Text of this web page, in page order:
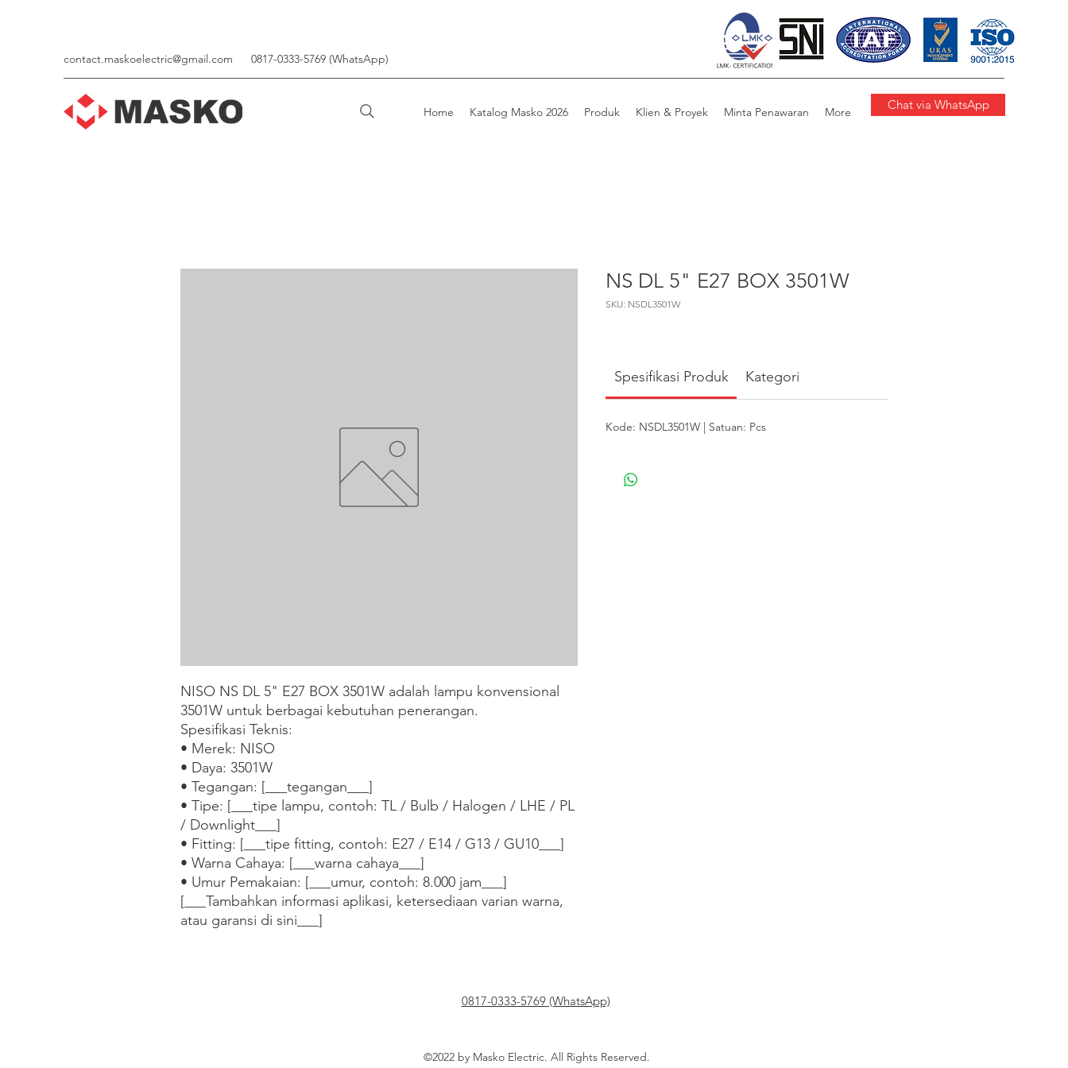
contact.maskoelectric@gmail.com 0817-0333-5769 (WhatsApp)
Home Katalog Masko 2026 Produk Klien & Proyek Minta Penawaran More Chat via WhatsApp
NISO NS DL 5" E27 BOX 3501W adalah lampu konvensional
3501W untuk berbagai kebutuhan penerangan.
Spesifikasi Teknis:
• Merek: NISO
• Daya: 3501W
• Tegangan: [___tegangan___]
• Tipe: [___tipe lampu, contoh: TL / Bulb / Halogen / LHE / PL
/ Downlight___]
• Fitting: [___tipe fitting, contoh: E27 / E14 / G13 / GU10___]
• Warna Cahaya: [___warna cahaya___]
• Umur Pemakaian: [___umur, contoh: 8.000 jam___]
[___Tambahkan informasi aplikasi, ketersediaan varian warna,
atau garansi di sini___]
NS DL 5" E27 BOX 3501W
SKU: NSDL3501W
Spesifikasi Produk Kategori
Kode: NSDL3501W | Satuan: Pcs
0817-0333-5769 (WhatsApp)
©2022 by Masko Electric. All Rights Reserved.